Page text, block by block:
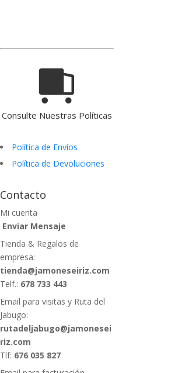
Consulte Nuestras Políticas
Política de Envíos
Política de Devoluciones
Contacto
Mi cuenta
Enviar Mensaje
Tienda & Regalos de
empresa:
tienda@jamoneseiriz.com
Telf.: 678 733 443
Email para visitas y Ruta del
Jabugo:
rutadeljabugo@jamonesei
riz.com
Tlf: 676 035 827